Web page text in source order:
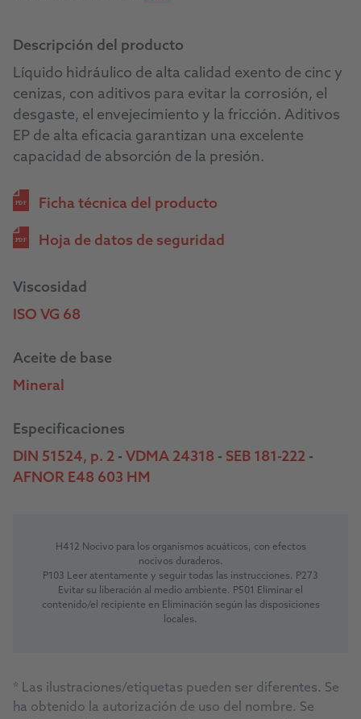
Descripción del producto
Líquido hidráulico de alta calidad exento de cinc y
cenizas, con aditivos para evitar la corrosión, el
desgaste, el envejecimiento y la fricción. Aditivos
EP de alta eficacia garantizan una excelente
capacidad de absorción de la presión.
PDF Ficha técnica del producto
PDF Hoja de datos de seguridad
Viscosidad
ISO VG 68
Aceite de base
Mineral
Especificaciones
DIN 51524, p. 2 - VDMA 24318 - SEB 181-222 -
AFNOR E48 603 HM
H412 Nocivo para los organismos acuáticos, con efectos
nocivos duraderos.
P103 Leer atentamente y seguir todas las instrucciones. P273
Evitar su liberación al medio ambiente. P501 Eliminar el
contenido/el recipiente en Eliminación según las disposiciones
locales.
* Las ilustraciones/etiquetas pueden ser diferentes. Se
ha obtenido la autorización de uso del nombre. Se